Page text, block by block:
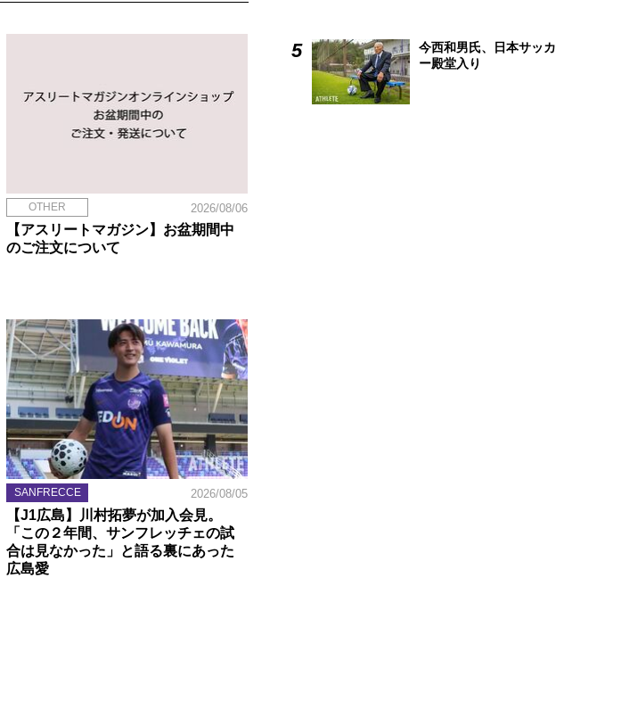
OTHER 2026/08/06
【アスリートマガジン】お盆期間中
のご注文について
SANFRECCE 2026/08/05
【J1広島】川村拓夢が加入会見。
「この２年間、サンフレッチェの試
合は見なかった」と語る裏にあった
広島愛
今西和男氏、日本サッカ
ー殿堂入り